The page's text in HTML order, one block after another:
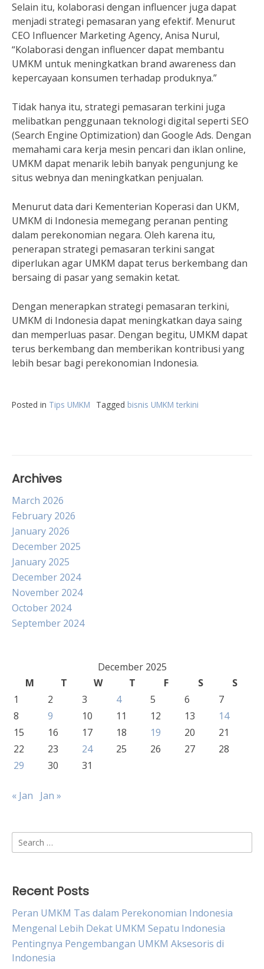
Selain itu, kolaborasi dengan influencer juga dapat
menjadi strategi pemasaran yang efektif. Menurut
CEO Influencer Marketing Agency, Anisa Nurul,
“Kolaborasi dengan influencer dapat membantu
UMKM untuk meningkatkan brand awareness dan
kepercayaan konsumen terhadap produknya.”
Tidak hanya itu, strategi pemasaran terkini juga
melibatkan penggunaan teknologi digital seperti SEO
(Search Engine Optimization) dan Google Ads. Dengan
memahami cara kerja mesin pencari dan iklan online,
UMKM dapat menarik lebih banyak pengunjung ke
situs webnya dan meningkatkan penjualan.
Menurut data dari Kementerian Koperasi dan UKM,
UMKM di Indonesia memegang peranan penting
dalam perekonomian negara. Oleh karena itu,
penerapan strategi pemasaran terkini sangat
diperlukan agar UMKM dapat terus berkembang dan
bersaing di pasar yang semakin ketat.
Dengan menerapkan strategi pemasaran terkini,
UMKM di Indonesia dapat meningkatkan daya saing
dan memperluas pasar. Dengan begitu, UMKM dapat
terus berkembang dan memberikan kontribusi yang
lebih besar bagi perekonomian Indonesia.
Posted in Tips UMKM Tagged bisnis UMKM terkini
Archives
March 2026
February 2026
January 2026
December 2025
January 2025
December 2024
November 2024
October 2024
September 2024
December 2025
M
T W T F S
S
1
2 3 4 5 6
7
8
9 10 11 12 13
14
15
16 17 18 19 20
21
22
23 24 25 26 27
28
29
30 31
« Jan Jan »
Search
for:
Recent Posts
Peran UMKM Tas dalam Perekonomian Indonesia
Mengenal Lebih Dekat UMKM Sepatu Indonesia
Pentingnya Pengembangan UMKM Aksesoris di
Indonesia